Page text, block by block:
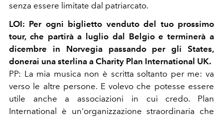
senza essere limitate dal patriarcato.
LOI: Per ogni biglietto venduto del tuo prossimo
tour, che partirà a luglio dal Belgio e terminerà a
dicembre in Norvegia passando per gli States,
donerai una sterlina a Charity Plan International UK.
PP: La mia musica non è scritta soltanto per me: va
verso le altre persone. E volevo che potesse essere
utile anche a associazioni in cui credo. Plan
International è un'organizzazione straordinaria che